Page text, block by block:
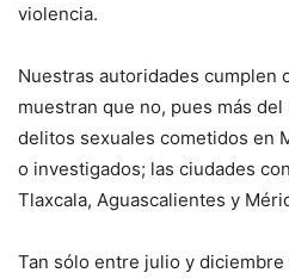
violencia.
Nuestras autoridades cumplen
muestran que no, pues más
delitos sexuales cometidos en
o investigados; las ciudades
Tlaxcala, Aguascalientes y
Tan sólo entre julio y